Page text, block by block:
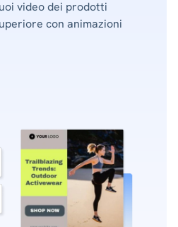
video dei prodotti
con animazioni